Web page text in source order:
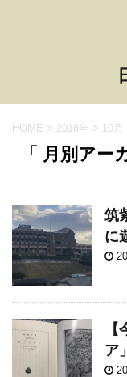
HOME > 2018年 > 10月
「 月別アー
筑
に
ア」